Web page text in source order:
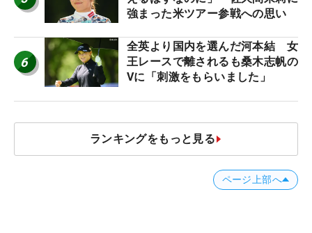
強まった米ツアー参戦への思い
6
全英より国内を選んだ河本結 女
王レースで離されるも桑木志帆の
Vに「刺激をもらいました」
ランキングをもっと見る
ページ上部へ